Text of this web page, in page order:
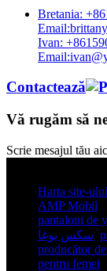
Bretania:
Ivan:
Contactează
Vă rugăm să
Scrie mesajul tău
Harta site-ului
AMP Mobil
pantaloni de
سكس يوغا
producător
pentru femei